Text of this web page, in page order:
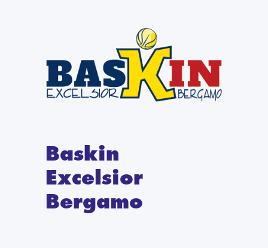
Baskin
Excelsior
Bergamo